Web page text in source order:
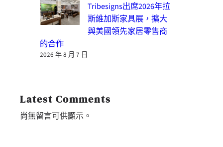
Tribesigns出席2026年拉
斯維加斯家具展，擴大
與美國領先家居零售商
的合作
2026 年 8 月 7 日
Latest Comments
尚無留言可供顯示。